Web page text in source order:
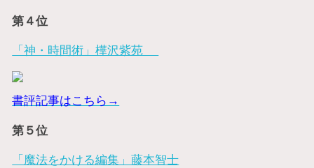
第４位
「神・時間術」樺沢紫苑
書評記事はこちら→
第５位
「魔法をかける編集」藤本智士